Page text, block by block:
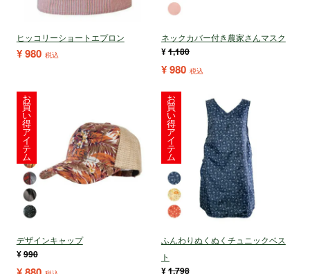
ヒッコリーショートエプロン
¥980 税込
ネックカバー付き農家さんマスク
¥1,180
¥980 税込
お
買
い
得
ア
イ
テ
ム
デザインキャップ
¥990
お
買
い
得
ア
イ
テ
ム
ふんわりぬくぬくチュニックベス
ト
¥1,798